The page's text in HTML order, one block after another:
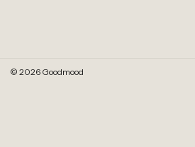
© 2026 Goodmood